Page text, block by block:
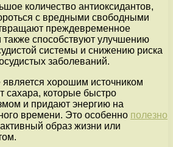
количество антиоксидантов,
с вредными свободными
преждевременное
также способствуют улучшению
системы и снижению риска
заболеваний.
хорошим источником
сахара, которые быстро
и придают энергию на
времени. Это особенно полезно
образ жизни или